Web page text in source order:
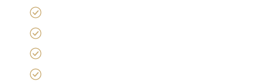
Publicación en portales premium
Fotografía profesional
Calificación de compradores
Gestión de escritura y cierre